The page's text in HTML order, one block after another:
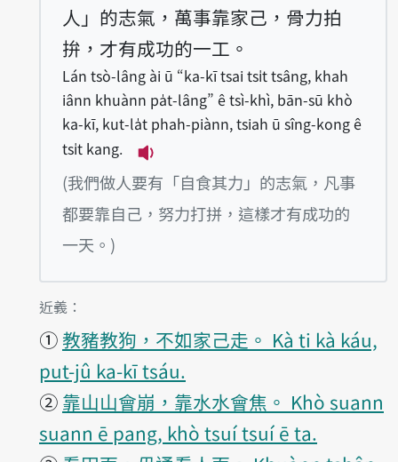
人」的志氣，萬事靠家己，骨力拍
拚，才有成功的一工。
Lán tsò-lâng ài ū “ka-kī tsai tsi̍t tsâng, khah
iânn khuànn pa̍t-lâng” ê tsì-khì, bān-sū khò
ka-kī, kut-la̍t phah-piànn, tsiah ū sîng-kong ê
tsi̍t kang.
播放例句Lán tsò-lâng ài ū
(我們做人要有「自食其力」的志氣，凡事
都要靠自己，努力打拼，這樣才有成功的
一天。)
第1項釋義的
近義：
① 教豬教狗，不如家己走。 Kà ti kà káu,
put-jû ka-kī tsáu.
② 靠山山會崩，靠水水會焦。 Khò suann
suann ē pang, khò tsuí tsuí ē ta.